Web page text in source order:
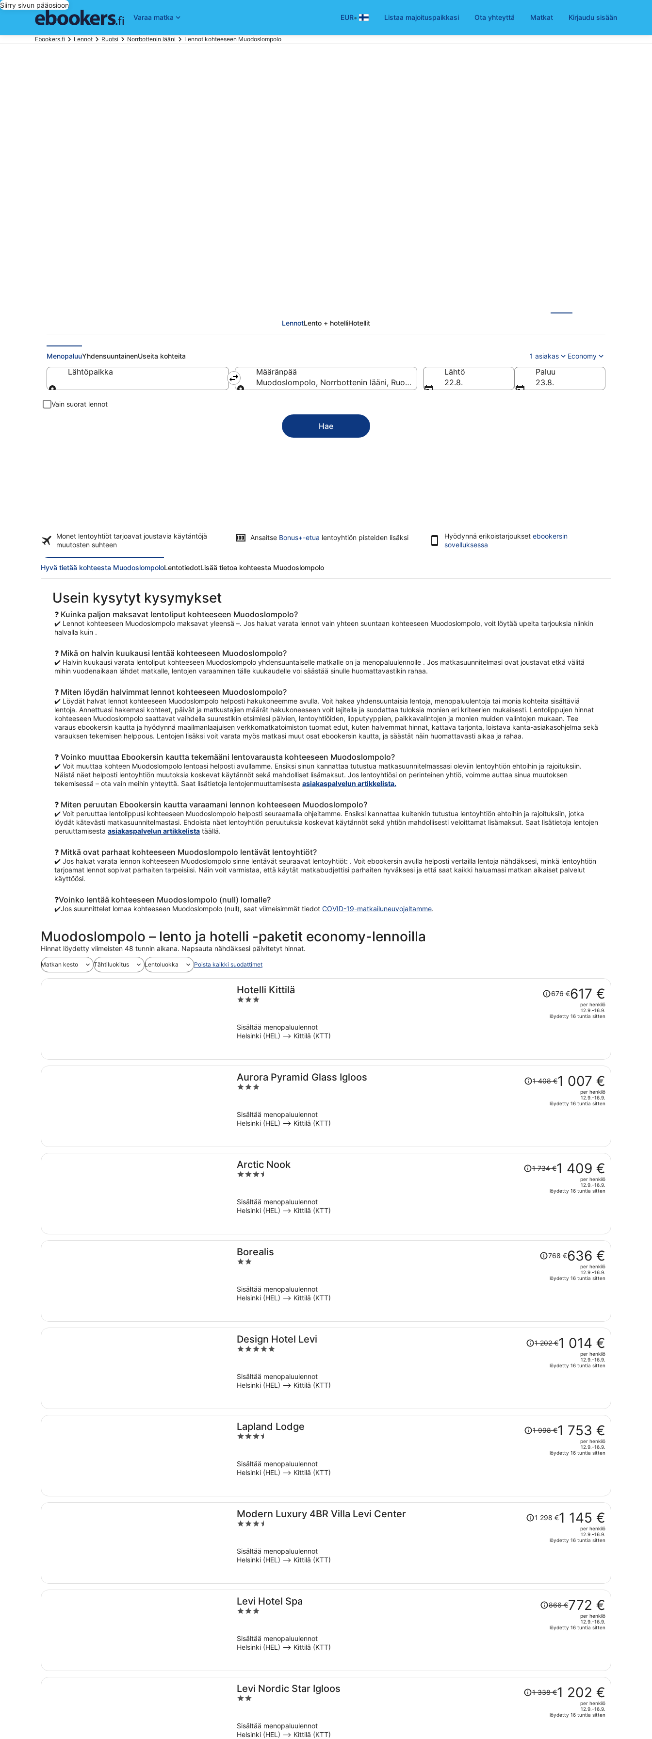
Siirry sivun pääosioon
Varaa matka
EUR• Listaa majoituspaikkasi Ota yhteyttä Matkat Kirjaudu sisään
Ebookers.fi Lennot Ruotsi Norrbottenin lääni Lennot kohteeseen Muodoslompolo
LennotLento + hotelliHotellit
MenopaluuYhdensuuntainenUseita kohteita 1 asiakas Economy
Lähtöpaikka
Määränpää
Muodoslompolo, Norrbottenin lääni, Ruotsi
Lähtö
22.8.
Paluu
23.8.
Vain suorat lennot
Hae
Monet lentoyhtiöt tarjoavat joustavia käytäntöjä
muutosten suhteen
Ansaitse Bonus+-etua lentoyhtiön pisteiden lisäksi Hyödynnä erikoistarjoukset ebookersin
sovelluksessa
Hyvä tietää kohteesta MuodoslompoloLentotiedotLisää tietoa kohteesta Muodoslompolo
Usein kysytyt kysymykset
❓ Kuinka paljon maksavat lentoliput kohteeseen Muodoslompolo?
✔️ Lennot kohteeseen Muodoslompolo maksavat yleensä –. Jos haluat varata lennot vain yhteen suuntaan kohteeseen Muodoslompolo, voit löytää upeita tarjouksia niinkin
halvalla kuin .
❓ Mikä on halvin kuukausi lentää kohteeseen Muodoslompolo?
✔️ Halvin kuukausi varata lentoliput kohteeseen Muodoslompolo yhdensuuntaiselle matkalle on ja menopaluulennolle . Jos matkasuunnitelmasi ovat joustavat etkä välitä
mihin vuodenaikaan lähdet matkalle, lentojen varaaminen tälle kuukaudelle voi säästää sinulle huomattavastikin rahaa.
❓ Miten löydän halvimmat lennot kohteeseen Muodoslompolo?
✔️ Löydät halvat lennot kohteeseen Muodoslompolo helposti hakukoneemme avulla. Voit hakea yhdensuuntaisia lentoja, menopaluulentoja tai monia kohteita sisältäviä
lentoja. Annettuasi hakemasi kohteet, päivät ja matkustajien määrät hakukoneeseen voit lajitella ja suodattaa tuloksia monien eri kriteerien mukaisesti. Lentolippujen hinnat
kohteeseen Muodoslompolo saattavat vaihdella suurestikin etsimiesi päivien, lentoyhtiöiden, lipputyyppien, paikkavalintojen ja monien muiden valintojen mukaan. Tee
varaus ebookersin kautta ja hyödynnä maailmanlaajuisen verkkomatkatoimiston tuomat edut, kuten halvemmat hinnat, kattava tarjonta, loistava kanta-asiakasohjelma sekä
varauksen tekemisen helppous. Lentojen lisäksi voit varata myös matkasi muut osat ebookersin kautta, ja säästät näin huomattavasti aikaa ja rahaa.
❓ Voinko muuttaa Ebookersin kautta tekemääni lentovarausta kohteeseen Muodoslompolo?
✔️ Voit muuttaa kohteen Muodoslompolo lentoasi helposti avullamme. Ensiksi sinun kannattaa tutustua matkasuunnitelmassasi oleviin lentoyhtiön ehtoihin ja rajoituksiin.
Näistä näet helposti lentoyhtiön muutoksia koskevat käytännöt sekä mahdolliset lisämaksut. Jos lentoyhtiösi on perinteinen yhtiö, voimme auttaa sinua muutoksen
tekemisessä – ota vain meihin yhteyttä. Saat lisätietoja lentojenmuuttamisesta asiakaspalvelun artikkelista.
❓ Miten peruutan Ebookersin kautta varaamani lennon kohteeseen Muodoslompolo?
✔️ Voit peruuttaa lentolippusi kohteeseen Muodoslompolo helposti seuraamalla ohjeitamme. Ensiksi kannattaa kuitenkin tutustua lentoyhtiön ehtoihin ja rajoituksiin, jotka
löydät kätevästi matkasuunnitelmastasi. Ehdoista näet lentoyhtiön peruutuksia koskevat käytännöt sekä yhtiön mahdollisesti veloittamat lisämaksut. Saat lisätietoja lentojen
peruuttamisesta asiakaspalvelun artikkelista täällä.
❓ Mitkä ovat parhaat kohteeseen Muodoslompolo lentävät lentoyhtiöt?
✔️ Jos haluat varata lennon kohteeseen Muodoslompolo sinne lentävät seuraavat lentoyhtiöt: . Voit ebookersin avulla helposti vertailla lentoja nähdäksesi, minkä lentoyhtiön
tarjoamat lennot sopivat parhaiten tarpeisiisi. Näin voit varmistaa, että käytät matkabudjettisi parhaiten hyväksesi ja että saat kaikki haluamasi matkan aikaiset palvelut
käyttöösi.
❓Voinko lentää kohteeseen Muodoslompolo (null) lomalle?
✔️Jos suunnittelet lomaa kohteeseen Muodoslompolo (null), saat viimeisimmät tiedot COVID-19-matkailuneuvojaltamme.
Muodoslompolo – lento ja hotelli -paketit economy-lennoilla
Hinnat löydetty viimeisten 48 tunnin aikana. Napsauta nähdäksesi päivitetyt hinnat.
Matkan kesto Tähtiluokitus Lentoluokka Poista kaikki suodattimet
Hotelli Kittilä
3
5
Hinta
oli
hinta
henkilö
676 €617 €
per henkilö
12.9.–16.9.
löydetty 16 tuntia sitten
Sisältää menopaluulennot
Helsinki (HEL) –> Kittilä (KTT)
Aurora Pyramid Glass Igloos
3
5
Hinta
oli
henkilö
1 408 €1 007 €
per henkilö
12.9.–16.9.
löydetty 16 tuntia sitten
Sisältää menopaluulennot
Helsinki (HEL) –> Kittilä (KTT)
Arctic Nook
3.5
5
Hinta
oli
henkilö
1 734 €1 409 €
per henkilö
12.9.–16.9.
löydetty 16 tuntia sitten
Sisältää menopaluulennot
Helsinki (HEL) –> Kittilä (KTT)
Borealis
2
5
Hinta
oli
hinta
henkilö
768 €636 €
per henkilö
12.9.–16.9.
löydetty 16 tuntia sitten
Sisältää menopaluulennot
Helsinki (HEL) –> Kittilä (KTT)
Design Hotel Levi
5
5
Hinta
oli
henkilö
1 202 €1 014 €
per henkilö
12.9.–16.9.
löydetty 16 tuntia sitten
Sisältää menopaluulennot
Helsinki (HEL) –> Kittilä (KTT)
Lapland Lodge
3.5
5
Hinta
oli
henkilö
1 998 €1 753 €
per henkilö
12.9.–16.9.
löydetty 16 tuntia sitten
Sisältää menopaluulennot
Helsinki (HEL) –> Kittilä (KTT)
Modern Luxury 4BR Villa Levi Center
3.5
5
Hinta
oli
henkilö
1 298 €1 145 €
per henkilö
12.9.–16.9.
löydetty 16 tuntia sitten
Sisältää menopaluulennot
Helsinki (HEL) –> Kittilä (KTT)
Levi Hotel Spa
3
5
Hinta
oli
hinta
henkilö
866 €772 €
per henkilö
12.9.–16.9.
löydetty 16 tuntia sitten
Sisältää menopaluulennot
Helsinki (HEL) –> Kittilä (KTT)
Levi Nordic Star Igloos
2
5
Hinta
oli1 338 €1 202 €
per henkilö
12.9.–16.9.
löydetty 16 tuntia sitten
Sisältää menopaluulennot
Helsinki (HEL) –> Kittilä (KTT)